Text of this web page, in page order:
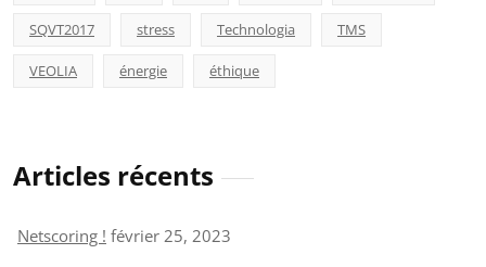
SQVT2017 stress Technologia TMS
VEOLIA énergie éthique
Articles récents
Netscoring ! février 25, 2023